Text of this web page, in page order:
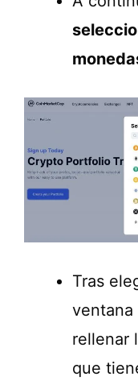
Tras
ventana
rellenar
que